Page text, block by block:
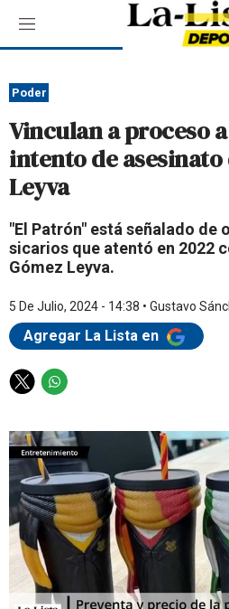
M
e
ú
Poder
Vinculan a proceso a
intento de asesinato
Leyva
"El Patrón" está señalado de
sicarios que atentó en 2022
Gómez Leyva.
5 De Julio, 2024 - 14:38 • Gustavo
Agregar La Lista en
T
i
t
t
e
r
W
a
t
s
a
p
p